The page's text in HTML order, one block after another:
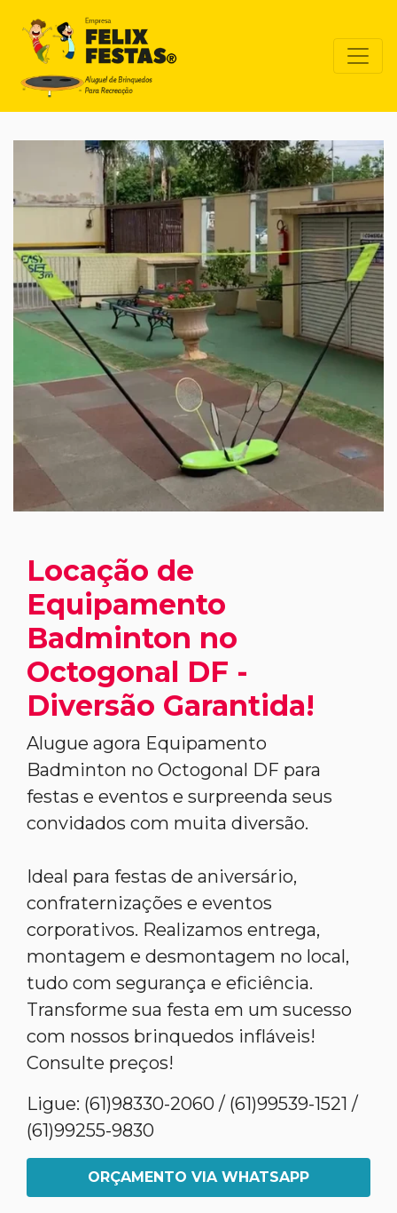
Locação de
Equipamento
Badminton no
Octogonal DF -
Diversão Garantida!
Alugue agora Equipamento
Badminton no Octogonal DF para
festas e eventos e surpreenda seus
convidados com muita diversão.
Ideal para festas de aniversário,
confraternizações e eventos
corporativos. Realizamos entrega,
montagem e desmontagem no local,
tudo com segurança e eficiência.
Transforme sua festa em um sucesso
com nossos brinquedos infláveis!
Consulte preços!
Ligue: (61)98330-2060 / (61)99539-1521 /
(61)99255-9830
ORÇAMENTO VIA WHATSAPP